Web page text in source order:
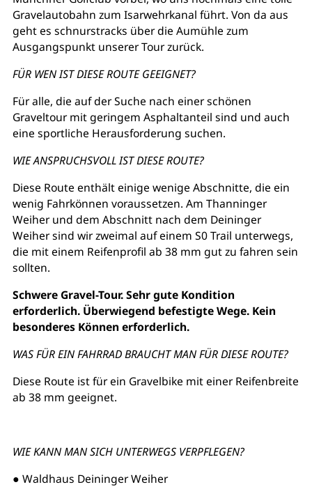
Gravelautobahn zum Isarwehrkanal führt. Von da aus
geht es schnurstracks über die Aumühle zum
Ausgangspunkt unserer Tour zurück.
FÜR WEN IST DIESE ROUTE GEEIGNET?
Für alle, die auf der Suche nach einer schönen
Graveltour mit geringem Asphaltanteil sind und auch
eine sportliche Herausforderung suchen.
WIE ANSPRUCHSVOLL IST DIESE ROUTE?
Diese Route enthält einige wenige Abschnitte, die ein
wenig Fahrkönnen voraussetzen. Am Thanninger
Weiher und dem Abschnitt nach dem Deininger
Weiher sind wir zweimal auf einem S0 Trail unterwegs,
die mit einem Reifenprofil ab 38 mm gut zu fahren sein
sollten.
Schwere Gravel-Tour. Sehr gute Kondition
erforderlich. Überwiegend befestigte Wege. Kein
besonderes Können erforderlich.
WAS FÜR EIN FAHRRAD BRAUCHT MAN FÜR DIESE ROUTE?
Diese Route ist für ein Gravelbike mit einer Reifenbreite
ab 38 mm geeignet.
WIE KANN MAN SICH UNTERWEGS VERPFLEGEN?
● Waldhaus Deininger Weiher